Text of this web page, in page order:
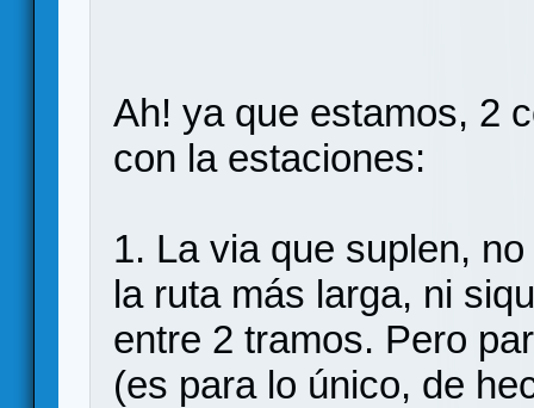
Ah! ya que estamos, 2
con la estaciones:
1. La via que suplen,
la ruta más larga, ni
entre 2 tramos. Pero
(es para lo único, de